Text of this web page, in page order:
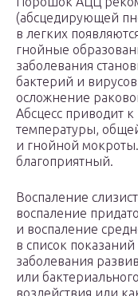
(абсцедирующей
в легких
гнойные
заболевания
бактерий и
осложнение
Абсцесс приводит
температуры,
и гнойной
благоприятный.
Воспаление
воспаление
и воспаление
в список
заболевания
или
воздействия или